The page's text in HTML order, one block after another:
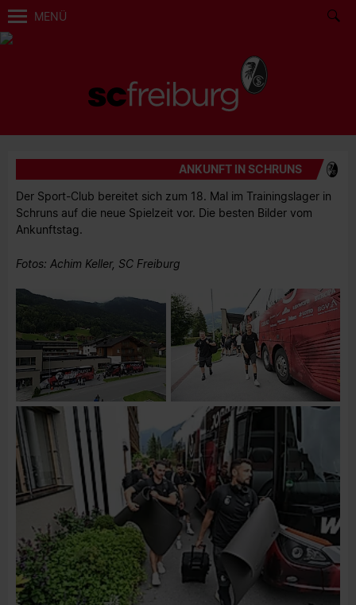
MENÜ
ANKUNFT IN SCHRUNS
Der Sport-Club bereitet sich zum 18. Mal im Trainingslager in
Schruns auf die neue Spielzeit vor. Die besten Bilder vom
Ankunftstag.
Fotos: Achim Keller, SC Freiburg